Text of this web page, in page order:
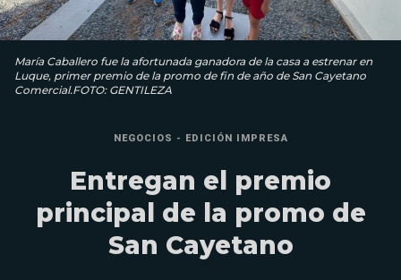
María Caballero fue la afortunada ganadora de la casa a estrenar en
Luque, primer premio de la promo de fin de año de San Cayetano
Comercial.FOTO: GENTILEZA
NEGOCIOS - EDICIÓN IMPRESA
Entregan el premio
principal de la promo de
San Cayetano